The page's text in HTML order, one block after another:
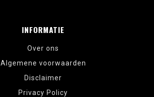
INFORMATIE
Over ons
Algemene voorwaarden
Disclaimer
Privacy Policy